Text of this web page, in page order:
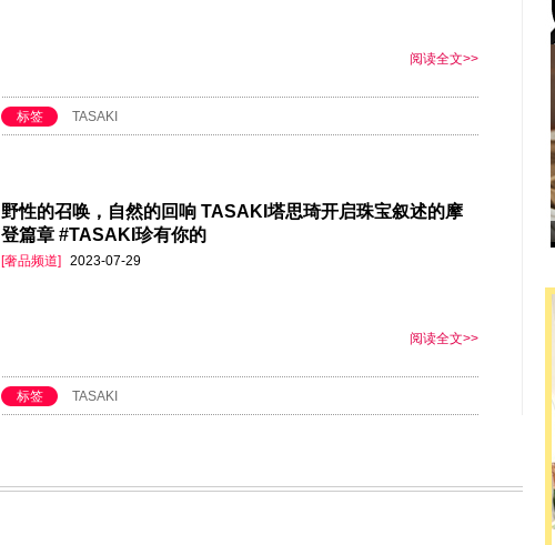
阅读全文>>
标签 TASAKI
野性的召唤，自然的回响 TASAKI塔思琦开启珠宝叙述的摩
登篇章 #TASAKI珍有你的
[奢品频道] 2023-07-29
阅读全文>>
标签 TASAKI